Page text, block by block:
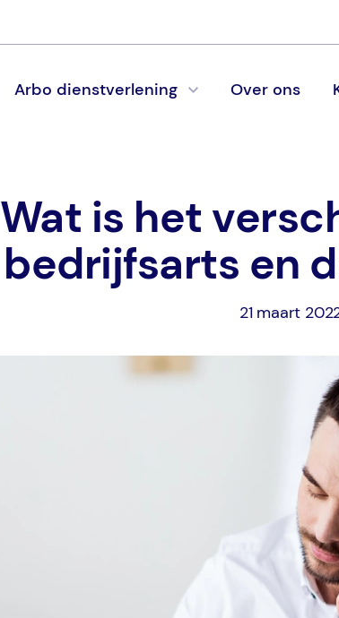
Arbo dienstverlening Over ons
Wat is het
bedrijfsarts en
21 maart